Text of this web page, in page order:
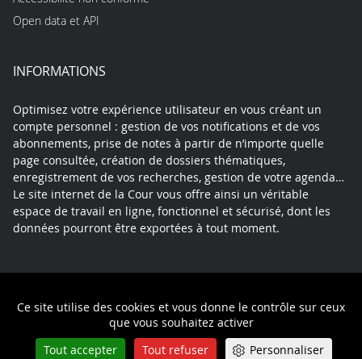
Ce site utilise des cookies et vous donne le contrôle sur ceux
que vous souhaitez activer
Tout accepter
Tout refuser Personnaliser
Open data et API
INFORMATIONS
Optimisez votre expérience utilisateur en vous créant un
compte personnel : gestion de vos notifications et de vos
abonnements, prise de notes à partir de n’importe quelle
page consultée, création de dossiers thématiques,
enregistrement de vos recherches, gestion de votre agenda…
Le site internet de la Cour vous offre ainsi un véritable
espace de travail en ligne, fonctionnel et sécurisé, dont les
données pourront être exportées à tout moment.
Politique de confidentialité